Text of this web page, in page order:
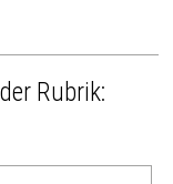
Rubrik: